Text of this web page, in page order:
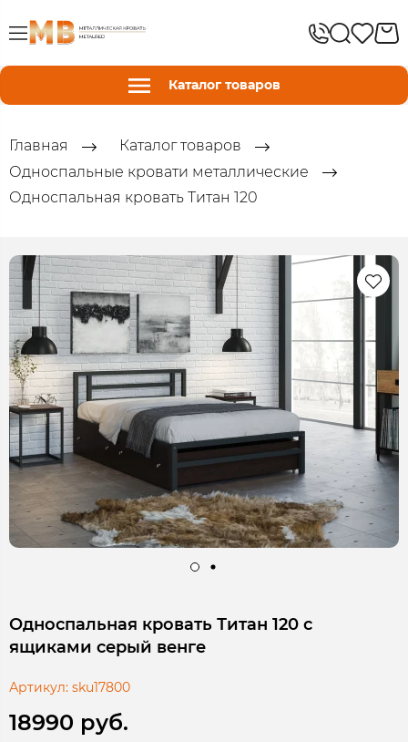
Каталог товаров
Главная
Каталог товаров
Односпальные кровати металлические
Односпальная кровать Титан 120
Односпальная кровать Титан 120 с
ящиками серый венге
Артикул: sku17800
18990 руб.